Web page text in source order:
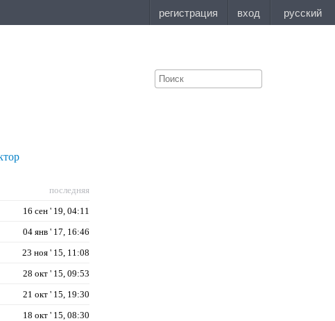
последняя
16 сен ' 19, 04:11
04 янв ' 17, 16:46
23 ноя ' 15, 11:08
28 окт ' 15, 09:53
21 окт ' 15, 19:30
18 окт ' 15, 08:30